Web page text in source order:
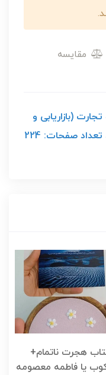
مقایسه
(بازاریابی و
فروش)، قطع: رقعی، نوع جلد: نرم، تعداد صفحات: 224
هجرت ناتمام+
یا فاطمه معصومه